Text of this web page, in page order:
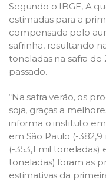
Segundo o IBGE, A
estimadas para a
compensada pelo
safrinha, resultando
toneladas na safra
passado.
“Na safra verão, os
soja, graças a
informa o instituto
em São Paulo (-382,9
(-353,1 mil toneladas)
toneladas) foram as
estimativas da